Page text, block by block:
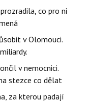
co pro ni
v Olomouci.
v nemocnici.
stezce co dělat
za kterou padají